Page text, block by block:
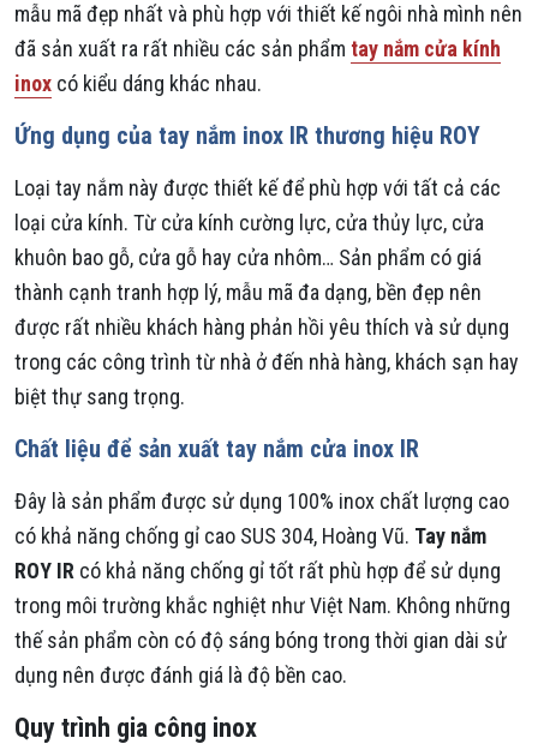
mẫu mã đẹp nhất và phù hợp với thiết kế ngôi nhà mình nên
đã sản xuất ra rất nhiều các sản phẩm tay nắm cửa kính
inox có kiểu dáng khác nhau.
Ứng dụng của tay nắm inox IR thương hiệu ROY
Loại tay nắm này được thiết kế để phù hợp với tất cả các
loại cửa kính. Từ cửa kính cường lực, cửa thủy lực, cửa
khuôn bao gỗ, cửa gỗ hay cửa nhôm… Sản phẩm có giá
thành cạnh tranh hợp lý, mẫu mã đa dạng, bền đẹp nên
được rất nhiều khách hàng phản hồi yêu thích và sử dụng
trong các công trình từ nhà ở đến nhà hàng, khách sạn hay
biệt thự sang trọng.
Chất liệu để sản xuất tay nắm cửa inox IR
Đây là sản phẩm được sử dụng 100% inox chất lượng cao
có khả năng chống gỉ cao SUS 304, Hoàng Vũ. Tay nắm
ROY IR có khả năng chống gỉ tốt rất phù hợp để sử dụng
trong môi trường khắc nghiệt như Việt Nam. Không những
thế sản phẩm còn có độ sáng bóng trong thời gian dài sử
dụng nên được đánh giá là độ bền cao.
Quy trình gia công inox